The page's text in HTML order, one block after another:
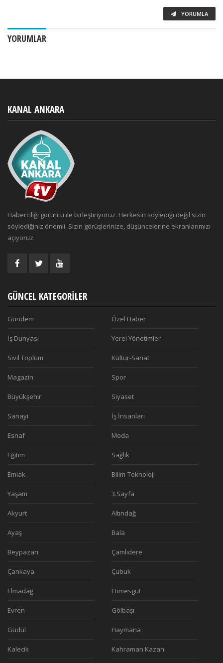
YORUMLA
YORUMLAR
KANAL ANKARA
Haberciliği görüntü ile birleştiriyoruz. Herkesin söylediği değil sizin
söylediğiniz önemli. Sizin görüşlerinize, düşüncelerine ekranlarımızı
açıyoruz.
GÜNCEL KATEGORILER
Gündem Özel Haber
İş Dunyasi Yerel Yönetimler
Sivil Toplum Kültür-Sanat
Magazin Spor
Büyükşehir Siyaset
Sanayi İş İnsanlari
Esnaf Moda
Eğitim Sağlık
Emlak Bilim-Teknoloji
Yaşam 3.Sayfa
Akyurt Altındağ
Ayaş Bala
Beypazarı Çamlıdere
Çankaya Çubuk
Elmadağ Etimesgut
Evren Gölbaşı
Güdül Haymana
Kalecik Kahraman Kazan